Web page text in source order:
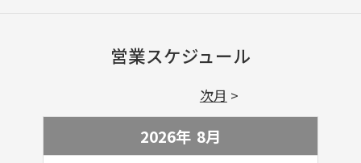
営業スケジュール
2026年 8月
次月